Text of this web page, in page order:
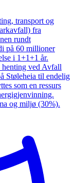
transport og
fra
rundt
på 60 millioner
i 1+1+1 år.
henting ved Avfall
Støleheia til endelig
som en ressurs
og miljø (30%).